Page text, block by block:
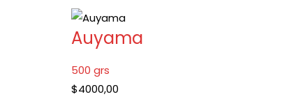
Auyama
500 grs
$4000,00